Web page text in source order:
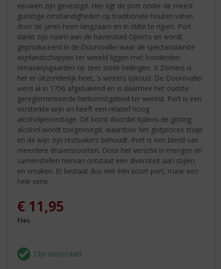
eeuwen zijn gevestigd. Hier ligt de port onder de meest
gunstige omstandigheden op traditionele houten vaten
door de jaren heen langzaam en in stilte te rijpen. Port
dankt zijn naam aan de havenstad Oporto en wordt
geproduceerd in de Dourovallei waar de spectaculairste
wijnlandschappen ter wereld liggen met honderden
terraswijngaarden op zeer steile hellingen. ’s Zomers is
het er uitzonderlijk heet, ’s winters ijskoud. De Dourovallei
werd al in 1756 afgebakend en is daarmee het oudste
gereglementeerde herkomstgebied ter wereld. Port is een
versterkte wijn en heeft een relatief hoog
alcoholpercentage. Dit komt doordat tijdens de gisting
alcohol wordt toegevoegd, waardoor het gistproces stopt
en de wijn zijn restsuikers behoudt. Port is een blend van
meerdere druivensoorten. Door het verschil in mengen en
samenstellen hiervan ontstaat een diversiteit aan stijlen
en smaken. Er bestaat dus niet één soort port, maar een
hele serie
€ 11,95
Fles